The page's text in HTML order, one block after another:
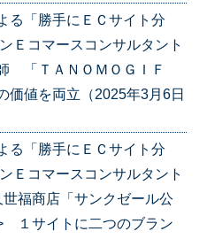
る「勝手にＥＣサイト分
コマースコンサルタント
「ＴＡＮＯＭＯＧＩＦ
価値を両立（2025年3月6日
る「勝手にＥＣサイト分
コマースコンサルタント
福商店「サンクゼール公
１サイトに二つのブラン